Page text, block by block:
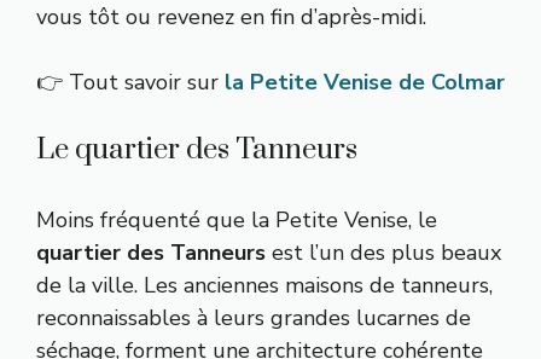
vous tôt ou revenez en fin d’après-midi.
👉 Tout savoir sur la Petite Venise de Colmar
Le quartier des Tanneurs
Moins fréquenté que la Petite Venise, le
quartier des Tanneurs est l’un des plus beaux
de la ville. Les anciennes maisons de tanneurs,
reconnaissables à leurs grandes lucarnes de
séchage, forment une architecture cohérente